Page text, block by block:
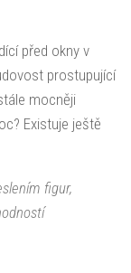
před okny v
prostupující
mocněji
Existuje ještě
figur,